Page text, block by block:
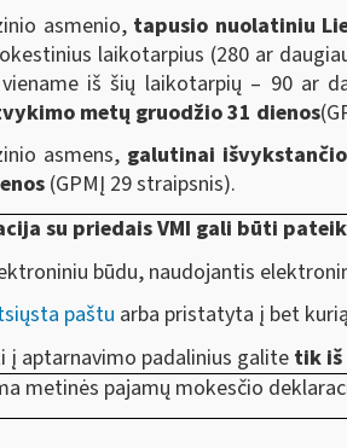
asmenio, tapusio nuolatiniu
laikotarpius (280 ar
iš šių laikotarpių – 90 ar
metų gruodžio 31 dienos
asmens, galutinai
(GPMĮ 29 straipsnis).
su priedais VMI gali būti
būdu, naudojantis
paštu arba pristatyta į bet kurią
į aptarnavimo padalinius galite tik iš
metinės pajamų mokesčio